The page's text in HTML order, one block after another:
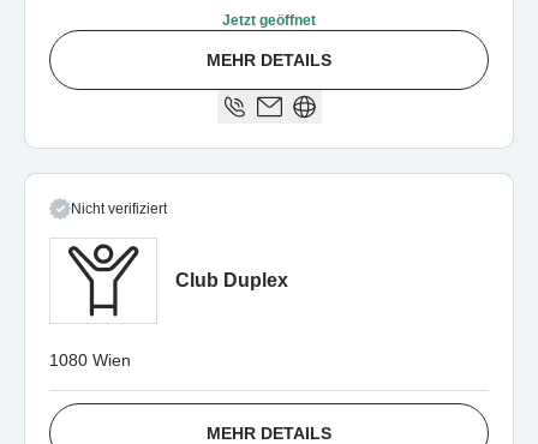
Jetzt geöffnet
MEHR DETAILS
Nicht verifiziert
Club Duplex
1080 Wien
MEHR DETAILS